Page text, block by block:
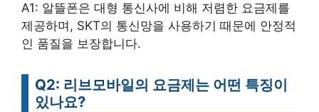
A1: 알뜰폰은 대형 통신사에 비해 저렴한 요금제를
제공하며, SKT의 통신망을 사용하기 때문에 안정적
인 품질을 보장합니다.
Q2: 리브모바일의 요금제는 어떤 특징이
있나요?